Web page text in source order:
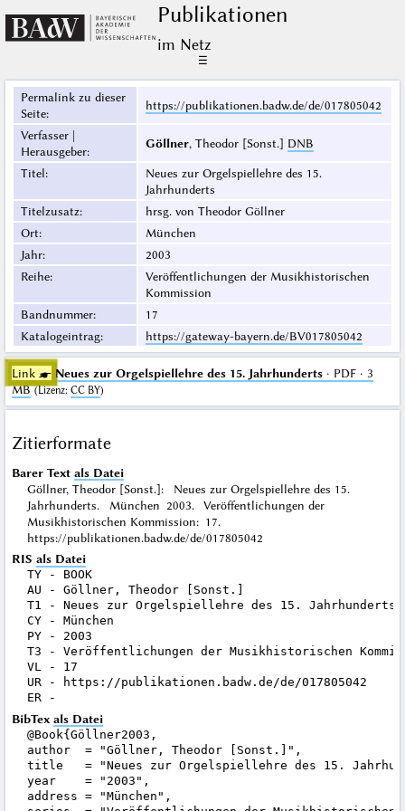
Publikationen
im Netz
☰
Permalink zu dieser
Seite:
https://publikationen.badw.de/de/017805042
Verfasser |
Herausgeber:
Göllner, Theodor [Sonst.] DNB
Titel:
Neues zur Orgelspiellehre des 15.
Jahrhunderts
Titelzusatz:
hrsg. von Theodor Göllner
Ort:
München
Jahr:
2003
Reihe:
Veröffentlichungen der Musikhistorischen
Kommission
Bandnummer:
17
Katalogeintrag: https://gateway-bayern.de/BV017805042
Link ☛ Neues zur Orgelspiellehre des 15. Jahrhunderts· PDF · 3
MB (Lizenz: CC BY)
Zitierformate
Barer Text als Datei
Göllner, Theodor [Sonst.]: Neues zur Orgelspiellehre des 15.
Jahrhunderts. München 2003. Veröffentlichungen der
Musikhistorischen Kommission: 17.
https://publikationen.badw.de/de/017805042
RIS als Datei
TY - BOOK
AU - Göllner, Theodor [Sonst.]
T1 - Neues zur Orgelspiellehre des 15. Jahrhunderts
CY - München
PY - 2003
T3 - Veröffentlichungen der Musikhistorischen
VL - 17
UR - https://publikationen.badw.de/de/017805042
BibTex als Datei
@Book{Göllner2003,
author  = "Göllner, Theodor [Sonst.]",
title   = "Neues zur Orgelspiellehre des 15.
year    = "2003",
address = "München",